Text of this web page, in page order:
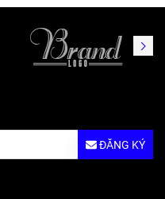
ĐĂNG KÝ